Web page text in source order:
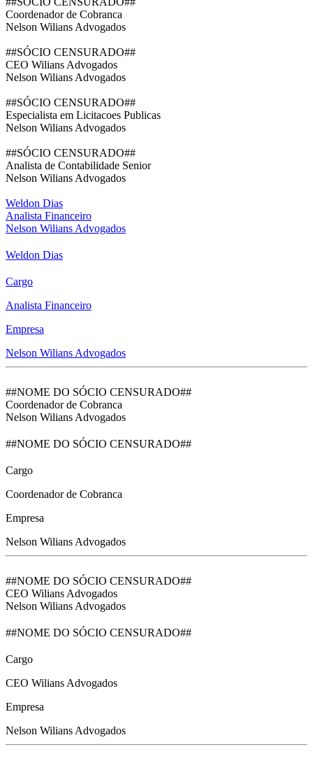
Coordenador de Cobranca
Nelson Wilians Advogados
##SÓCIO CENSURADO##
CEO Wilians Advogados
Nelson Wilians Advogados
##SÓCIO CENSURADO##
Especialista em Licitacoes Publicas
Nelson Wilians Advogados
##SÓCIO CENSURADO##
Analista de Contabilidade Senior
Nelson Wilians Advogados
Weldon Dias
Analista Financeiro
Nelson Wilians Advogados
Weldon Dias
Cargo
Analista Financeiro
Empresa
Nelson Wilians Advogados
##NOME DO SÓCIO CENSURADO##
Coordenador de Cobranca
Nelson Wilians Advogados
##NOME DO SÓCIO CENSURADO##
Cargo
Coordenador de Cobranca
Empresa
Nelson Wilians Advogados
##NOME DO SÓCIO CENSURADO##
CEO Wilians Advogados
Nelson Wilians Advogados
##NOME DO SÓCIO CENSURADO##
Cargo
CEO Wilians Advogados
Empresa
Nelson Wilians Advogados